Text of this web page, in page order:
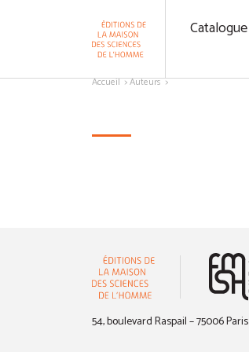
Catalogue
Accueil Auteurs
54, boulevard Raspail – 75006 Paris